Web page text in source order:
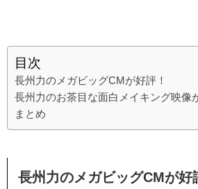
目次
長州力のメガビッグCMが好評！
長州力のお茶目な面白メイキング映像
まとめ
長州力のメガビッグCMが好